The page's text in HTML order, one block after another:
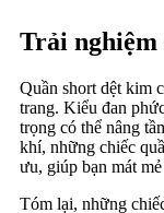
Trải nghiệm
Quần short dệt kim
trang. Kiểu đan
trọng có thể nâng
khí, những chiếc
ưu, giúp bạn mát
Tóm lại, những